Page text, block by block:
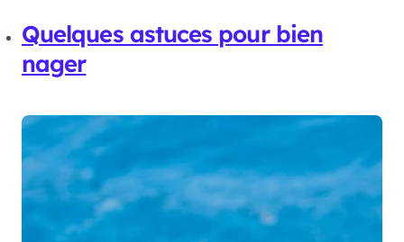
Quelques astuces pour bien
nager